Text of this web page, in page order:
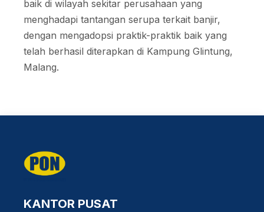
baik di wilayah sekitar perusahaan yang
menghadapi tantangan serupa terkait banjir,
dengan mengadopsi praktik-praktik baik yang
telah berhasil diterapkan di Kampung Glintung,
Malang.
KANTOR PUSAT